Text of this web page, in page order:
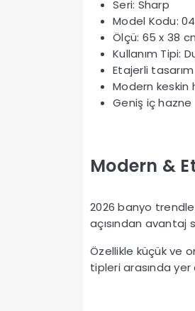
Seri: Sharp
Model Kodu:
Ölçü: 65 x 38
Kullanım Tipi:
Etajerli tasarım
Modern keskin
Geniş iç hazne
Modern &
2026 banyo
açısından avantaj
Özellikle küçük ve
tipleri arasında yer